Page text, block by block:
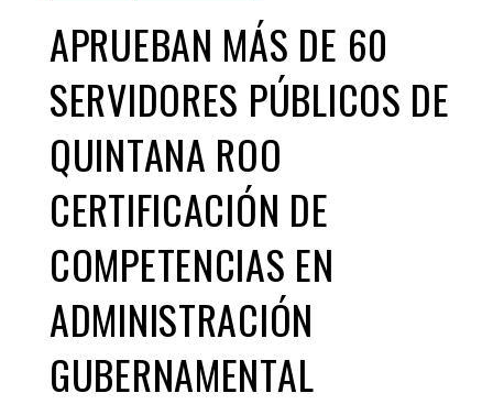
APRUEBAN MÁS DE 60
SERVIDORES PÚBLICOS DE
QUINTANA ROO
CERTIFICACIÓN DE
COMPETENCIAS EN
ADMINISTRACIÓN
GUBERNAMENTAL